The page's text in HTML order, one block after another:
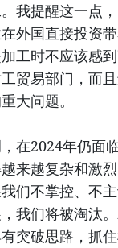
我提醒这一点
外国直接投资
工时不应该感
贸易部门，而
大问题。
在2024年仍面
来越复杂和激
们不掌控、不
我们将被淘汰
突破思路，抓